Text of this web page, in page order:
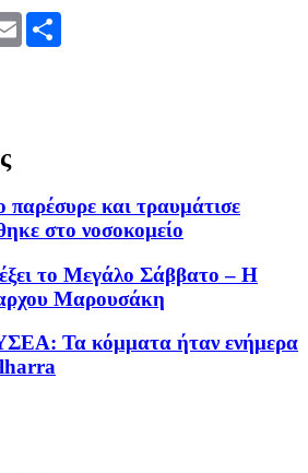
Email
και τραυμάτισε
στο νοσοκομείο
το Μεγάλο Σάββατο – Η
Μαρουσάκη
Τα κόμματα ήταν ενήμερα